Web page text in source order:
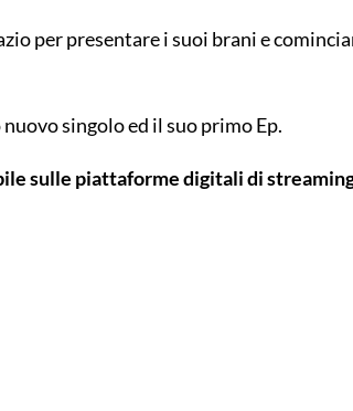
per presentare i suoi brani e
singolo ed il suo primo Ep.
sulle piattaforme digitali di